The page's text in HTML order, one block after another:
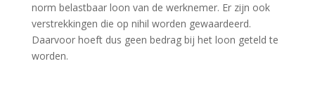
norm belastbaar loon van de werknemer. Er zijn ook
verstrekkingen die op nihil worden gewaardeerd.
Daarvoor hoeft dus geen bedrag bij het loon geteld te
worden.